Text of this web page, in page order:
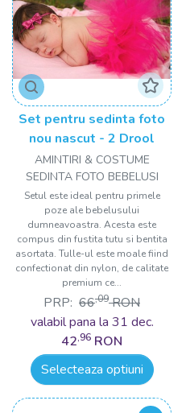
Set pentru sedinta foto
nou nascut - 2 Drool
AMINTIRI & COSTUME
SEDINTA FOTO BEBELUSI
Setul este ideal pentru primele
poze ale bebelusului
dumneavoastra. Acesta este
compus din fustita tutu si bentita
asortata. Tulle-ul este moale fiind
confectionat din nylon, de calitate
premium ce...
PRP: 66,09 RON
valabil pana la 31 dec.
42,96 RON
Selecteaza optiuni